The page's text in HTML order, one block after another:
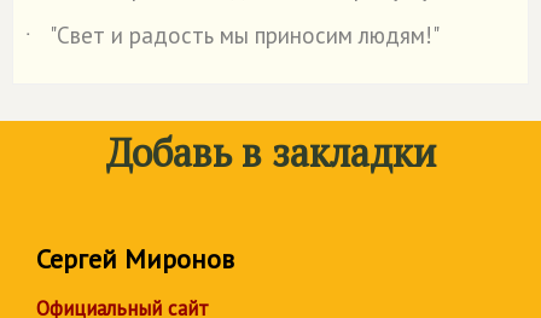
˙
"Свет и радость мы приносим людям!"
Добавь в закладки
Сергей Миронов
Официальный сайт